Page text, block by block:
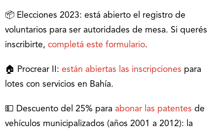
📦 Elecciones 2023: está abierto el registro de
voluntarios para ser autoridades de mesa. Si querés
inscribirte, completá este formulario.
🏠 Procrear II: están abiertas las inscripciones para
lotes con servicios en Bahía.
💵 Descuento del 25% para abonar las patentes de
vehículos municipalizados (años 2001 a 2012): la